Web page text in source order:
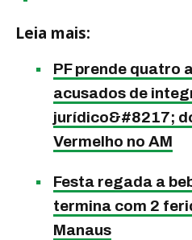
Leia mais:
PF prende quatro
acusados de
jurídico&#8217;
Vermelho no AM
Festa regada a
termina com 2
Manaus